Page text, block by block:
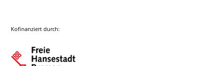
Kofinanziert durch: